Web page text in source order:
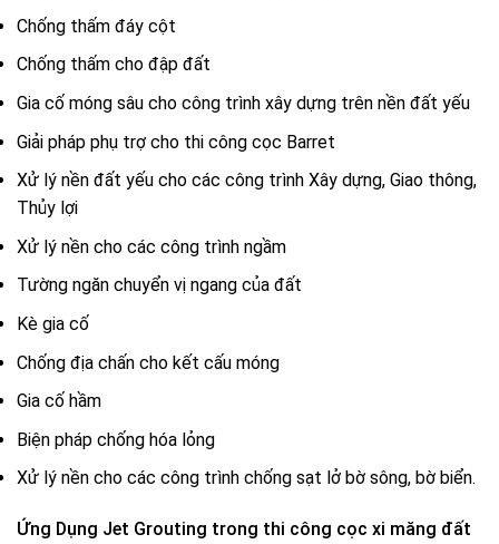
Chống thấm đáy cột
Chống thấm cho đập đất
Gia cố móng sâu cho công trình xây dựng trên nền đất yếu
Giải pháp phụ trợ cho thi công cọc Barret
Xử lý nền đất yếu cho các công trình Xây dựng, Giao thông,
Thủy lợi
Xử lý nền cho các công trình ngầm
Tường ngăn chuyển vị ngang của đất
Kè gia cố
Chống địa chấn cho kết cấu móng
Gia cố hầm
Biện pháp chống hóa lỏng
Xử lý nền cho các công trình chống sạt lở bờ sông, bờ biển.
Ứng Dụng Jet Grouting trong thi công cọc xi măng đất